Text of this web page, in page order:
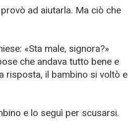
ad aiutarla. Ma ciò che
«Sta male, signora?»
che andava tutto bene e
risposta, il bambino si voltò e
e lo seguì per scusarsi.